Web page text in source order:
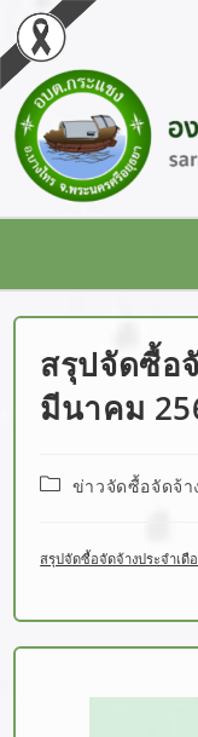
สรุปจัดซื้อ
มีนาคม
ข่าวจัดซื้อจัดจ้า
สรุปจัดซื้อจัดจ้างประจำเดื